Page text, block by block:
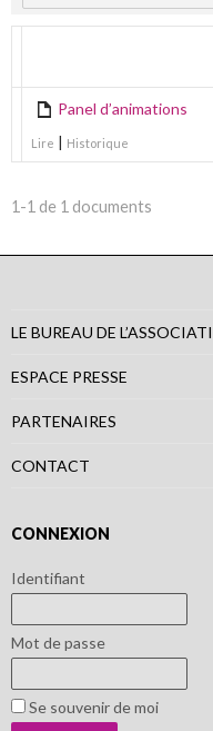
Panel d’animations
Lire | Historique
1-1 de 1 documents
LE BUREAU DE
ESPACE PRESSE
PARTENAIRES
CONTACT
CONNEXION
Identifiant
Mot de passe
Se souvenir de moi